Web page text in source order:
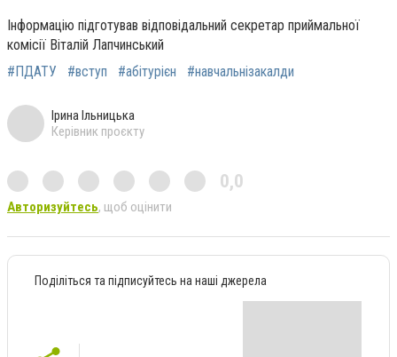
Інформацію підготував відповідальний секретар приймальної
комісії Віталій Лапчинський
#ПДАТУ
#вступ #абітурієн #навчальнізакалди
Ірина Ільницька
Керівник проєкту
0,0
Авторизуйтесь, щоб оцінити
Поділіться та підписуйтесь на наші джерела